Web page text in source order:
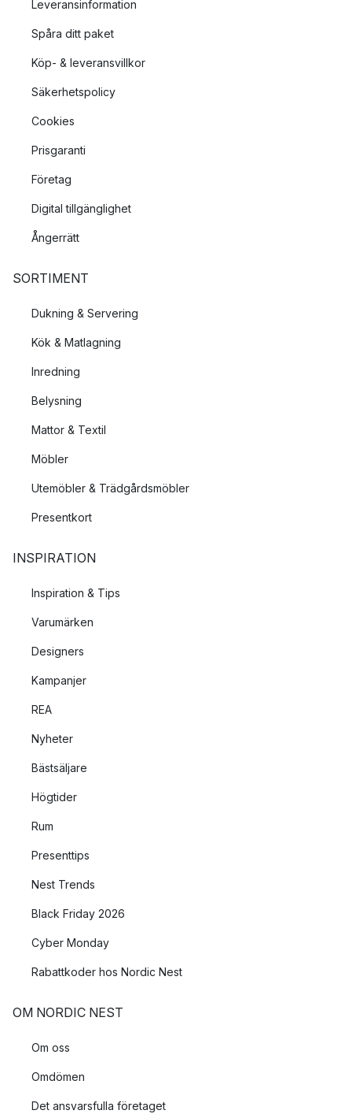
Leveransinformation
Spåra ditt paket
Köp- & leveransvillkor
Säkerhetspolicy
Cookies
Prisgaranti
Företag
Digital tillgänglighet
Ångerrätt
SORTIMENT
Dukning & Servering
Kök & Matlagning
Inredning
Belysning
Mattor & Textil
Möbler
Utemöbler & Trädgårdsmöbler
Presentkort
INSPIRATION
Inspiration & Tips
Varumärken
Designers
Kampanjer
REA
Nyheter
Bästsäljare
Högtider
Rum
Presenttips
Nest Trends
Black Friday 2026
Cyber Monday
Rabattkoder hos Nordic Nest
OM NORDIC NEST
Om oss
Omdömen
Det ansvarsfulla företaget